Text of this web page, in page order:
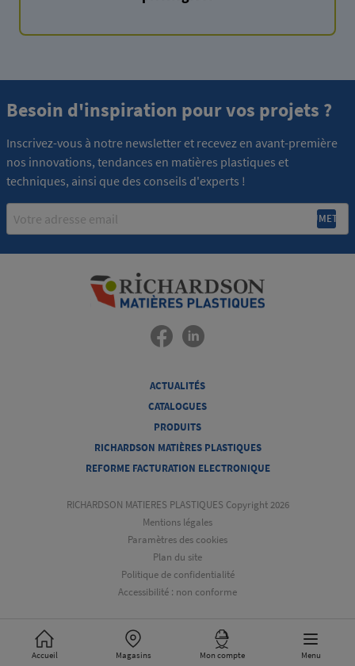
Accueil Magasins Mon compte Menu
Besoin d'inspiration pour vos projets ?
Inscrivez-vous à notre newsletter et recevez en avant-première
nos innovations, tendances en matières plastiques et
techniques, ainsi que des conseils d'experts !
ACTUALITÉS
CATALOGUES
PRODUITS
RICHARDSON MATIÈRES PLASTIQUES
REFORME FACTURATION ELECTRONIQUE
RICHARDSON MATIERES PLASTIQUES Copyright 2026
Mentions légales
Paramètres des cookies
Plan du site
Politique de confidentialité
Accessibilité : non conforme